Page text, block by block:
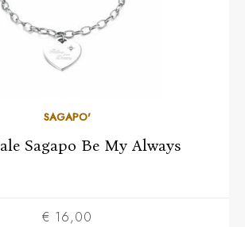
SAGAPO'
Sagapo Be My Always
€ 16,00